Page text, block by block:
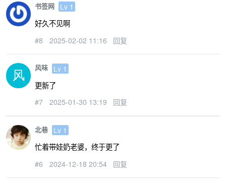
书签网 Lv 1
好久不见啊
#8 2025-02-02 11:16 回复
风味 Lv 1
更新了
#7 2025-01-30 13:19 回复
北巷 Lv 1
忙着带娃奶老婆，终于更了
#6 2024-12-18 20:54 回复